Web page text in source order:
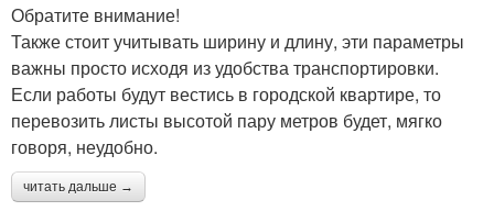
Обратите внимание!
Также стоит учитывать ширину и длину, эти параметры
важны просто исходя из удобства транспортировки.
Если работы будут вестись в городской квартире, то
перевозить листы высотой пару метров будет, мягко
говоря, неудобно.
читать дальше →